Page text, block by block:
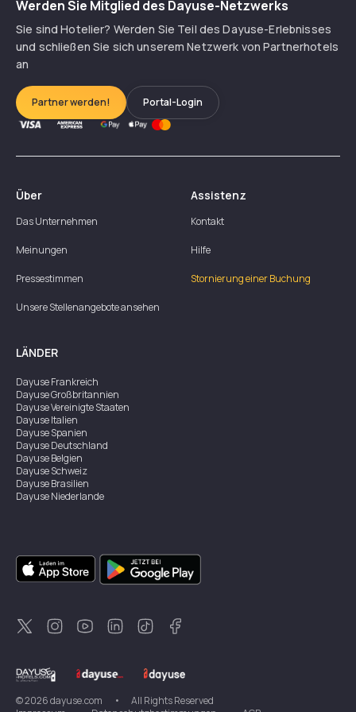
Werden Sie Mitglied des Dayuse-Netzwerks
Sie sind Hotelier? Werden Sie Teil des Dayuse-Erlebnisses
und schließen Sie sich unserem Netzwerk von Partnerhotels
an
Partner werden! Portal-Login
Über
Das Unternehmen
Meinungen
Pressestimmen
Unsere Stellenangebote ansehen
Assistenz
Kontakt
Hilfe
Stornierung einer Buchung
LÄNDER
DayuseFrankreich
DayuseGroßbritannien
DayuseVereinigte Staaten
DayuseItalien
DayuseSpanien
DayuseDeutschland
DayuseBelgien
DayuseSchweiz
DayuseBrasilien
DayuseNiederlande
DayuseKanada
DayuseSingapur
DayuseZweden
DayuseKorea
DayuseNeuseeland
©2026dayuse.com •
All Rights Reserved